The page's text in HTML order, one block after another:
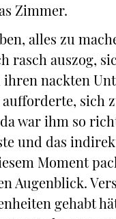
Zimmer.
alles zu
rasch auszog,
nackten
sich
war ihm so
und das
Moment
Augenblick.
gehabt